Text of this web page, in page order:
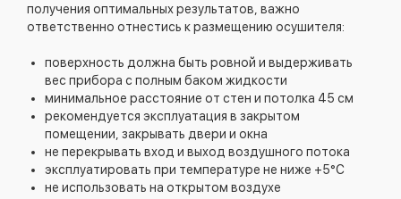
получения оптимальных результатов, важно
ответственно отнестись к размещению осушителя:
поверхность должна быть ровной и выдерживать
вес прибора с полным баком жидкости
минимальное расстояние от стен и потолка 45 см
рекомендуется эксплуатация в закрытом
помещении, закрывать двери и окна
не перекрывать вход и выход воздушного потока
эксплуатировать при температуре не ниже +5°C
не использовать на открытом воздухе